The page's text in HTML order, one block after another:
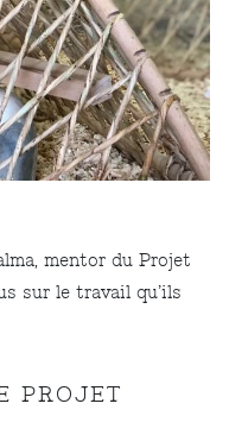
mentor du Projet
sur le travail qu’ils
PROJET